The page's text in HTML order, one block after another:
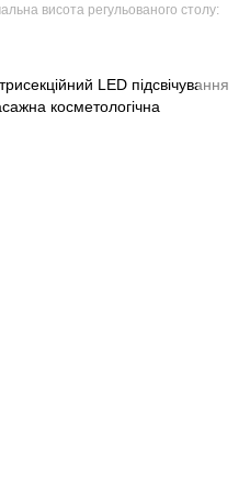
висота регульованого столу